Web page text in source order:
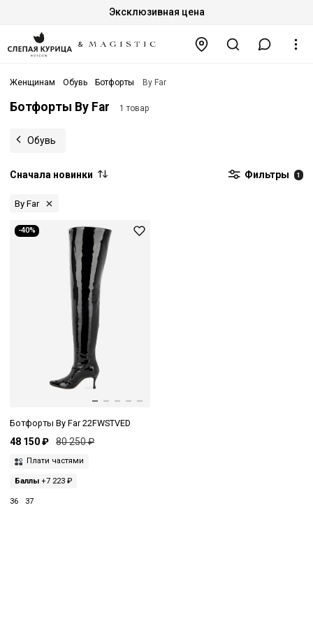
Эксклюзивная цена
Женщинам Обувь Ботфорты By Far
Ботфорты By Far 1 товар
Обувь
Сначала новинки Фильтры 1
By Far
-40%
Ботфорты By Far 22FWSTVED
48 150 ₽ 80 250 ₽
Плати частями
Баллы +7 223 ₽
36 37